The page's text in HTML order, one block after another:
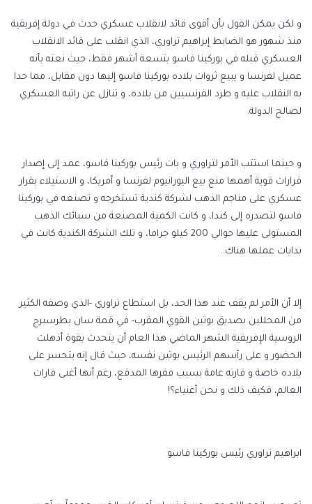
و لكن يمكن القول بأن أقوى قائد لانقلاب عسكري حدث في دولة إفريقية
منذ شهور هو الضابط إبراهيم تراوري، الذي انقلب على قائد الانقلاب
العسكري قبله في بوركينا فاسو بتسعة أشهر فقط، حيث نعته بأنه
عميل لفرنسا و يبيع ثروات بلاده بوركينا فاسو إليها دون مقابل، مما حدا
به النقلاب عليه و طرد الفرنسيين من بلاده، و تنازل عن راتبه العسكري
لصالح الدولة.
و حينما استتب الأمر لتراوري و بات رئيس بوركينا فاسو، عمد إلى إصدار
قرارات قوية أهمها منع بيع اليورانيوم لفرنسا و أمريكا، و الاستيلاء بقرار
عسكري على مناجم الذهب لشركة كندية تستخرجه و تصنعه في بوركينا
فاسو لتصدره إلى كندا، و كانت الكمية المصنعة من سبائك الذهب
المستولى عليها حوالي 200 كيلو جراما، و تلك الشركة الكندية كانت في
بدايات عملها هناك..
إلا أن الأمر لم يقف عند هذا الحد، بل استطاع تراوري -الذي وصفه الكثير
من المحللين بصديق بوتين القوي المقرب- في قمة سان بطرسبرج
الروسية الإفريقية الشهر الماضي هذا العام أن يتحدث بقوة أذهلت
الحضور و على رأسهم الرئيس بوتين نفسه، حيث قال إنه يتحسر على
بلاده خاصة و قارته عامة بسبب فقرها المدقع، رغم أنها أغنى قارات
العالم، فكيف ذلك و نحن أغنياء؟!
ابراهيم تراوري رئيس بوركينا فاسو